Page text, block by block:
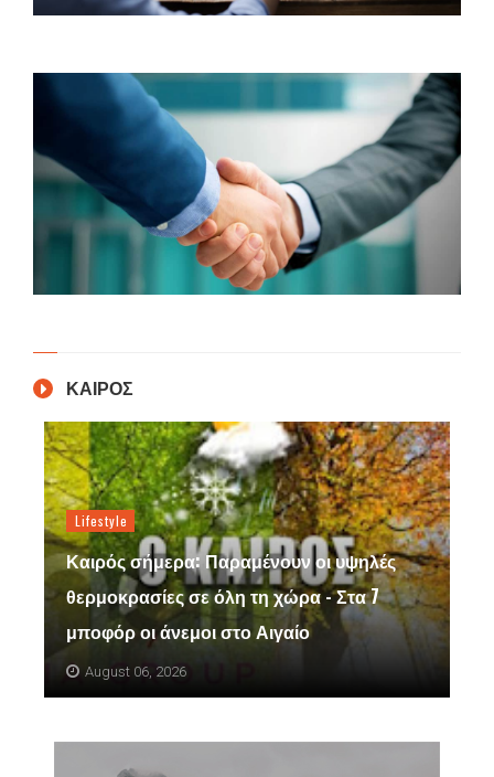
ΚΑΙΡΟΣ
Lifestyle
Καιρός σήμερα: Παραμένουν οι υψηλές
θερμοκρασίες σε όλη τη χώρα - Στα 7
μποφόρ οι άνεμοι στο Αιγαίο
August 06, 2026